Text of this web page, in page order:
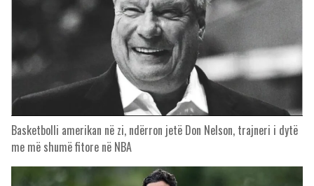
Basketbolli amerikan në zi, ndërron jetë Don Nelson, trajneri i dytë
me më shumë fitore në NBA